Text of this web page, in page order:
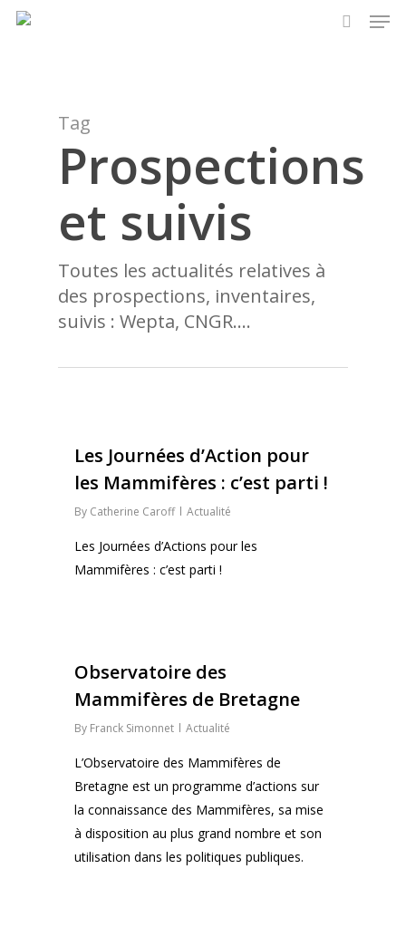
Skip
Tag
Prospections
et suivis
Toutes les actualités relatives à
des prospections, inventaires,
suivis : Wepta, CNGR….
Les Journées d’Action pour
les Mammifères : c’est parti !
By Catherine Caroff Actualité
Les Journées d’Actions pour les
Mammifères : c’est parti !
Observatoire des
Mammifères de Bretagne
By Franck Simonnet Actualité
L’Observatoire des Mammifères de
Bretagne est un programme d’actions sur
la connaissance des Mammifères, sa mise
à disposition au plus grand nombre et son
utilisation dans les politiques publiques.